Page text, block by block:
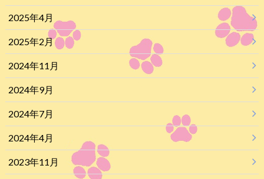
2025年4月
2025年2月
2024年11月
2024年9月
2024年7月
2024年4月
2023年11月